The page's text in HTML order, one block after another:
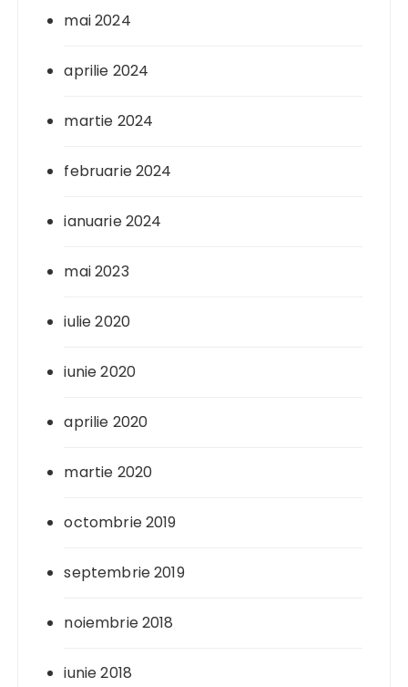
mai 2024
aprilie 2024
martie 2024
februarie 2024
ianuarie 2024
mai 2023
iulie 2020
iunie 2020
aprilie 2020
martie 2020
octombrie 2019
septembrie 2019
noiembrie 2018
iunie 2018